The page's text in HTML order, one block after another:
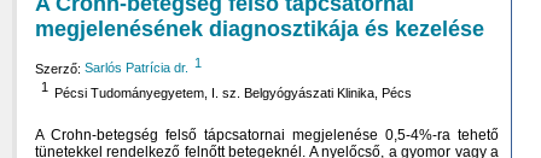
megjelenésének diagnosztikája és kezelése
Szerző: Sarlós Patrícia dr. 1
1 Pécsi Tudományegyetem, I. sz. Belgyógyászati Klinika, Pécs
A Crohn-betegség felső tápcsatornai megjelenése 0,5-4%-ra tehető
tünetekkel rendelkező felnőtt betegeknél. A nyelőcső, a gyomor vagy a